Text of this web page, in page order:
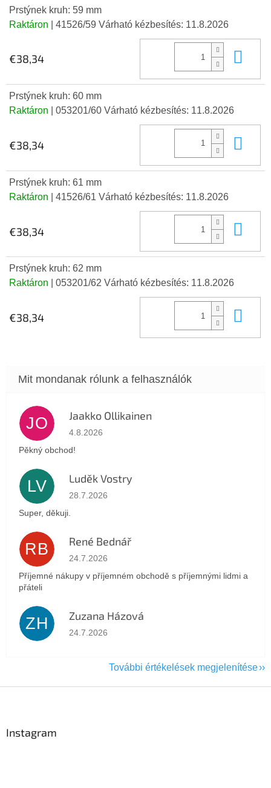
Prstýnek kruh: 59 mm
Raktáron
| 41526/59 Várható kézbesítés: 11.8.2026
€38,34
Prstýnek kruh: 60 mm
Raktáron
| 053201/60 Várható kézbesítés: 11.8.2026
€38,34
Prstýnek kruh: 61 mm
Raktáron
| 41526/61 Várható kézbesítés: 11.8.2026
€38,34
Prstýnek kruh: 62 mm
Raktáron
| 053201/62 Várható kézbesítés: 11.8.2026
€38,34
JO Jaakko Ollikainen
Az áruház értékelése 5-ből 5 csillag.
4.8.2026
Pěkný obchod!
LV Luděk Vostry
Az áruház értékelése 5-ből 5 csillag.
28.7.2026
Super, děkuji.
RB René Bednář
Az áruház értékelése 5-ből 5 csillag.
24.7.2026
Příjemné nákupy v příjemném obchodě s příjemnými lidmi a
přáteli
ZH Zuzana Házová
Az áruház értékelése 5-ből 5 csillag.
24.7.2026
További értékelések megjelenítése
Instagram